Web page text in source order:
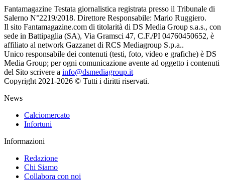
Fantamagazine Testata giornalistica registrata presso il Tribunale di
Salerno N°2219/2018. Direttore Responsabile: Mario Ruggiero.
Il sito Fantamagazine.com di titolarità di DS Media Group s.a.s., con
sede in Battipaglia (SA), Via Gramsci 47, C.F./PI 04760450652, è
affiliato al network Gazzanet di RCS Mediagroup S.p.a..
Unico responsabile dei contenuti (testi, foto, video e grafiche) è DS
Media Group; per ogni comunicazione avente ad oggetto i contenuti
del Sito scrivere a info@dsmediagroup.it
Copyright 2021-2026 © Tutti i diritti riservati.
News
Calciomercato
Infortuni
Informazioni
Redazione
Chi Siamo
Collabora con noi